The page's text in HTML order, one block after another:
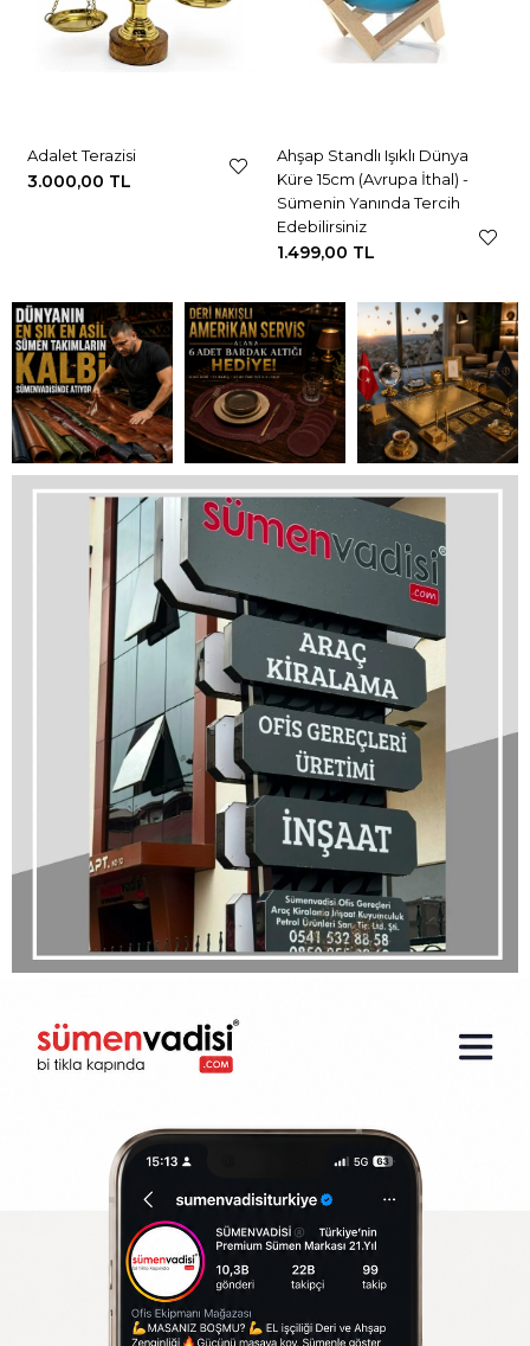
Adalet Terazisi
3.000,00 TL
Ahşap Standlı Işıklı Dünya
Küre 15cm (Avrupa İthal) -
Sümenin Yanında Tercih
Edebilirsiniz
1.499,00 TL